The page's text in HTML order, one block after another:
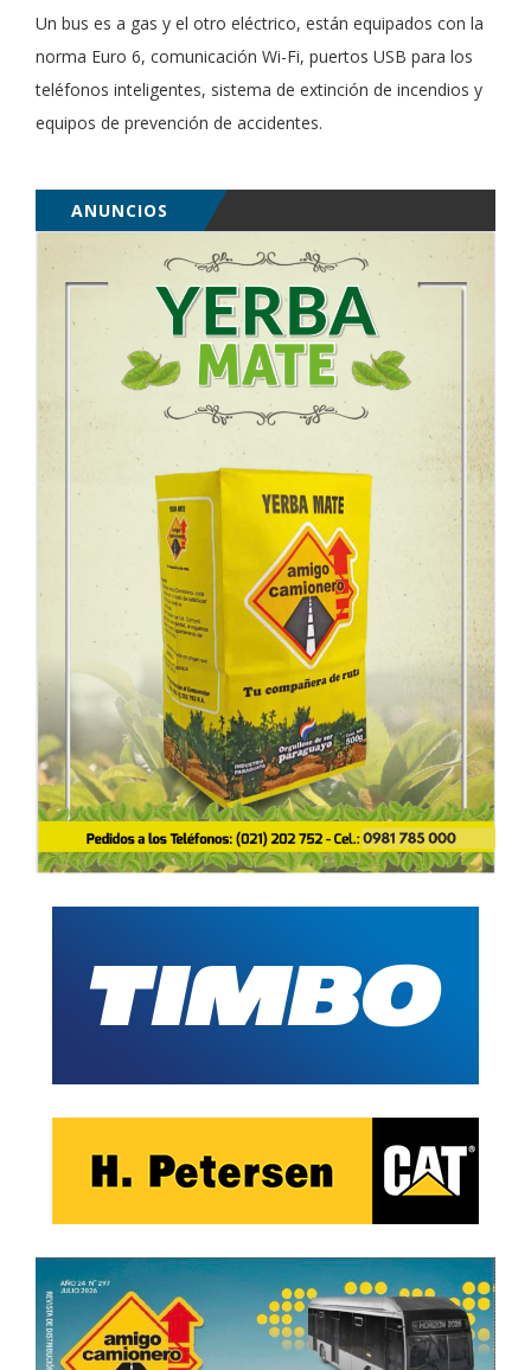
Un bus es a gas y el otro eléctrico, están equipados con la
norma Euro 6, comunicación Wi-Fi, puertos USB para los
teléfonos inteligentes, sistema de extinción de incendios y
equipos de prevención de accidentes.
ANUNCIOS